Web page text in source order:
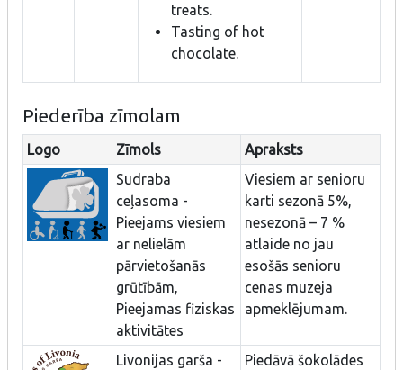
treats.
Tasting of hot
chocolate.
Piederība zīmolam
Logo Zīmols
Apraksts
Sudraba
ceļasoma -
Pieejams viesiem
ar nelielām
pārvietošanās
grūtībām,
Pieejamas fiziskas
aktivitātes
Viesiem ar senioru
karti sezonā 5%,
nesezonā – 7 %
atlaide no jau
esošās senioru
cenas muzeja
apmeklējumam.
Livonijas garša -
Piedāvā šokolādes